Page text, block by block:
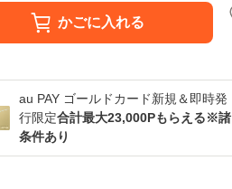
かごに入れる
au PAY ゴールドカード新規＆即時発
行限定合計最大23,000Pもらえる※諸
条件あり